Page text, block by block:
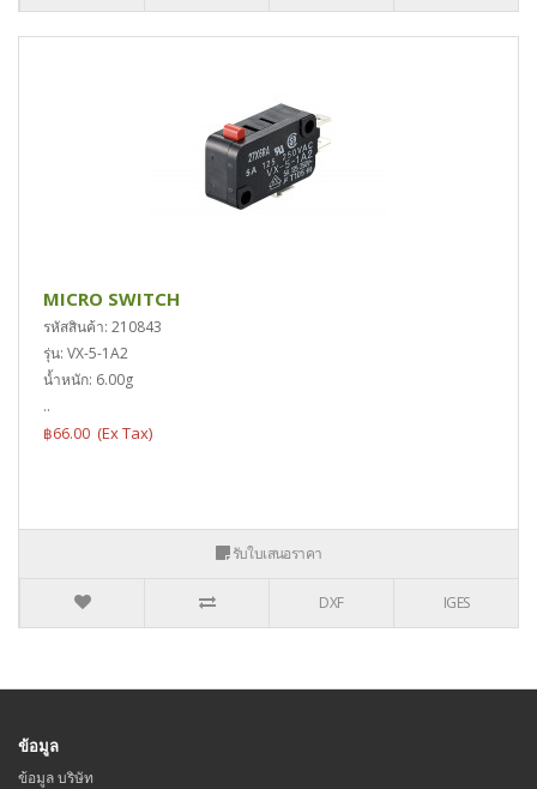
MICRO SWITCH
รหัสสินค้า: 210843
รุ่น: VX-5-1A2
น้ำหนัก: 6.00g
..
฿66.00
รับใบเสนอราคา
DXF IGES
ข้อมูล
ข้อมูล บริษัท